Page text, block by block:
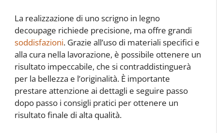
La realizzazione di uno scrigno in legno
decoupage richiede precisione, ma offre grandi
soddisfazioni. Grazie all’uso di materiali specifici e
alla cura nella lavorazione, è possibile ottenere un
risultato impeccabile, che si contraddistinguerà
per la bellezza e l’originalità. È importante
prestare attenzione ai dettagli e seguire passo
dopo passo i consigli pratici per ottenere un
risultato finale di alta qualità.